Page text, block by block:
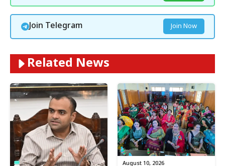
Join Telegram Join Now
Related News
August 10, 2026